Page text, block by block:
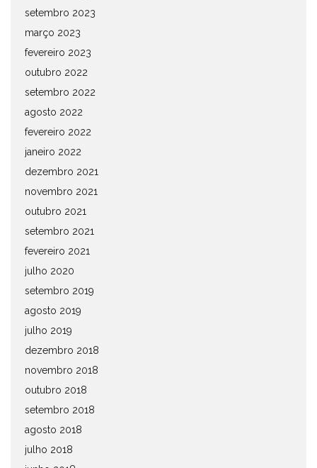
setembro 2023
março 2023
fevereiro 2023
outubro 2022
setembro 2022
agosto 2022
fevereiro 2022
janeiro 2022
dezembro 2021
novembro 2021
outubro 2021
setembro 2021
fevereiro 2021
julho 2020
setembro 2019
agosto 2019
julho 2019
dezembro 2018
novembro 2018
outubro 2018
setembro 2018
agosto 2018
julho 2018